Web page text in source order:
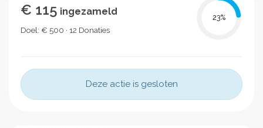
€ 115 ingezameld
Doel: € 500 · 12 Donaties
23%
Deze actie is gesloten